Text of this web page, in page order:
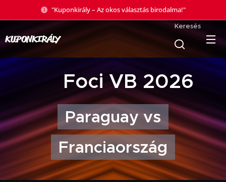
"Kuponkirály – Az okos választás birodalma!"
KUPONKIRÁLY
Keresés
🏆 Foci VB 2026
Paraguay vs
Franciaország